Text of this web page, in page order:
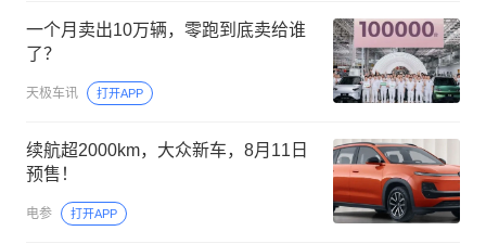
一个月卖出10万辆，零跑到底卖给谁
了？
天极车讯 打开APP
续航超2000km，大众新车，8月11日
预售！
电参 打开APP